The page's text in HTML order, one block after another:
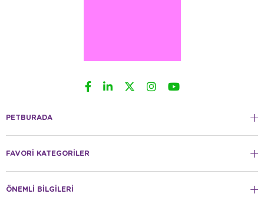
PETBURADA
FAVORİ KATEGORİLER
ÖNEMLİ BİLGİLERİ